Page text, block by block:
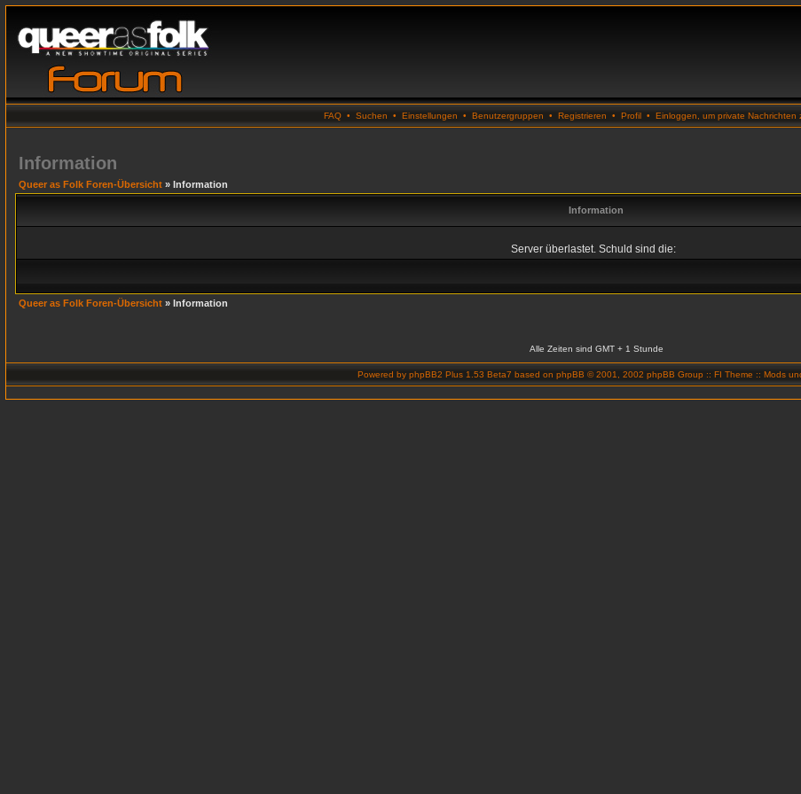
FAQ • Suchen • Einstellungen • Benutzergruppen • Registrieren • Profil • Einloggen, um private Nachrichten
Information
Queer as Folk Foren-Übersicht » Information
Information
Server überlastet. Schuld sind die:
Queer as Folk Foren-Übersicht » Information
Alle Zeiten sind GMT + 1 Stunde
Powered by phpBB2 Plus 1.53 Beta7 based on phpBB © 2001, 2002 phpBB Group :: FI Theme :: Mods